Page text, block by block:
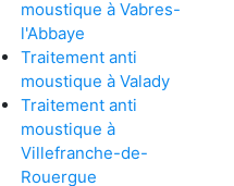
moustique à Vabres-
l'Abbaye
Traitement anti
moustique à Valady
Traitement anti
moustique à
Villefranche-de-
Rouergue